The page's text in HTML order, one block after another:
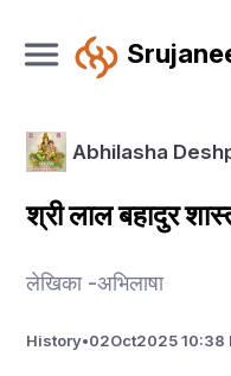
Abhilasha
श्री लाल बहादुर
लेखिका -अभिलाषा
History•02Oct2025 10:38